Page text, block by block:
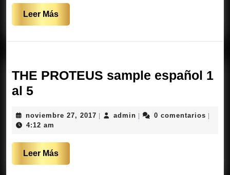
Leer MásLeer
Más
THE PROTEUS sample español 1
al 5THE
sample
1
al
noviembre 27, 2017 noviembre
adminadmin0 comentarios
4:12 am
Leer MásLeer
Más